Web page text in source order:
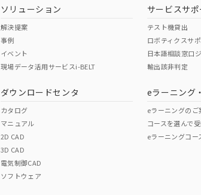
在する可能性があります。
本
（アメリカ
この製品の規格認証/適合
その他の認証はこちらのページからご
ソリューション
解決提案
事例
イベント
現場データ活用サービスi-BELT
ダウンロードセンタ
カタログ
マニュアル
2D CAD
3D CAD
電気制御CAD
ソフトウェア
サービスサポ
テスト機貸出
ロボティクスサ
日本語相談窓口
輸出該非判定
eラーニング
eラーニングのご
コースを選んで
eラーニングコー